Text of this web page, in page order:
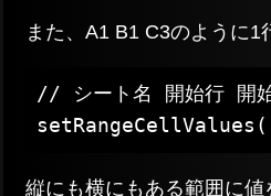
また、A1 B1 C3のように1
// シート名 開始行 開
縦にも横にもある範囲に値